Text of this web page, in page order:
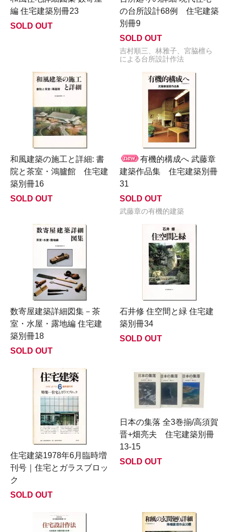
編 住宅建築別冊23
SOLD OUT
の台所設計68例 住宅建築
別冊9
SOLD OUT
吉村順三、林雅子、宮脇檀ら
による台所設計作法
和風建築の施工と詳細: 書
院と茶室・鴻臚館 住宅建
築別冊16
SOLD OUT
有機的構成へ 武藤章
建築作品集 住宅建築別冊
31
SOLD OUT
武藤章の有機的建築
数寄屋建築詳細図集－茶
室・水屋・露地編 住宅建
築別冊18
SOLD OUT
石井修 住空間と緑 住宅建
築別冊34
SOLD OUT
住宅建築1978年6月臨時増
刊号｜住宅とガラスブロッ
ク
SOLD OUT
日本の集落 全3巻揃/高須賀
晋+畑亮夫 住宅建築別冊
13-15
SOLD OUT